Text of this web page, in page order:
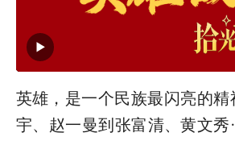
英雄，是一个民族最闪亮的
宇、赵一曼到张富清、黄文